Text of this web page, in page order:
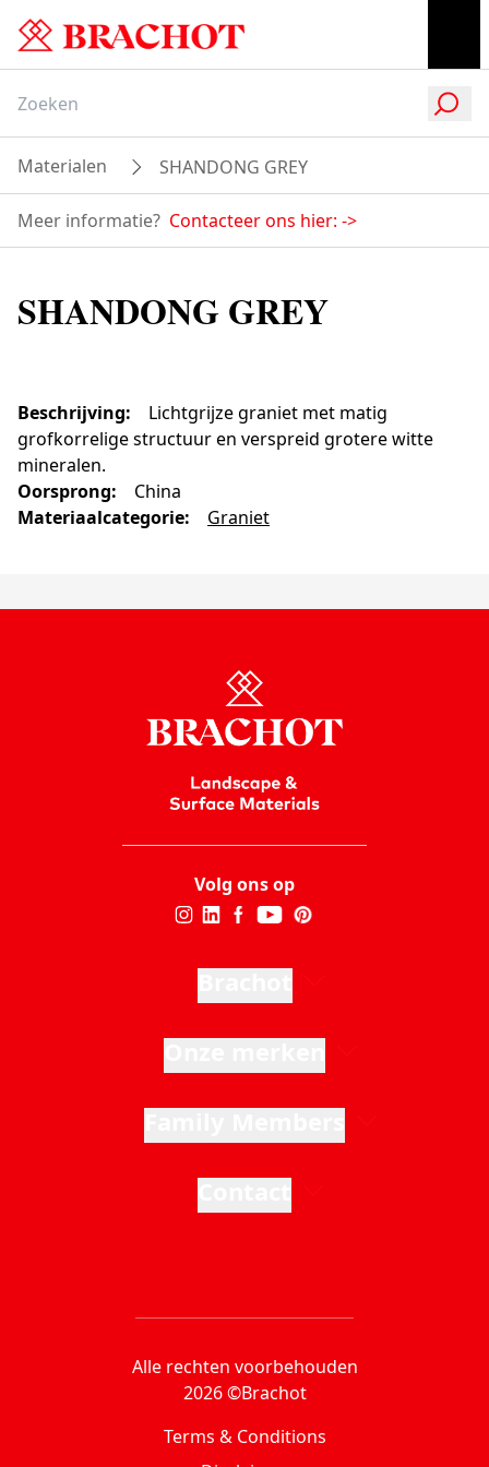
Materialen SHANDONG GREY
Meer informatie? Contacteer ons hier: ->
SHANDONG GREY
Beschrijving:
Lichtgrijze graniet met matig
grofkorrelige structuur en verspreid grotere witte
mineralen.
Oorsprong:
China
Materiaalcategorie: Graniet
Volg ons op
Alle rechten voorbehouden
2026 ©Brachot
Terms & Conditions